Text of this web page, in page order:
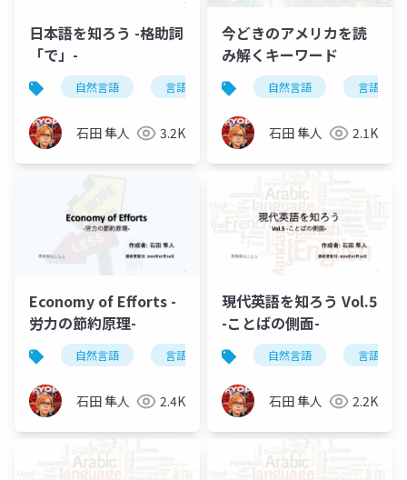
日本語を知ろう -格助詞
「で」-
自然言語 言語学 日本語学 日本語を知ろ
石田 隼人 3.2K
今どきのアメリカを読
み解くキーワード
自然言語 言語学
石田 隼人 2.1K
Economy of Efforts -
労力の節約原理-
自然言語 言語学 英語学 日本語学
石田 隼人 2.4K
現代英語を知ろう Vol.5
-ことばの側面-
自然言語 言語学
石田 隼人 2.2K